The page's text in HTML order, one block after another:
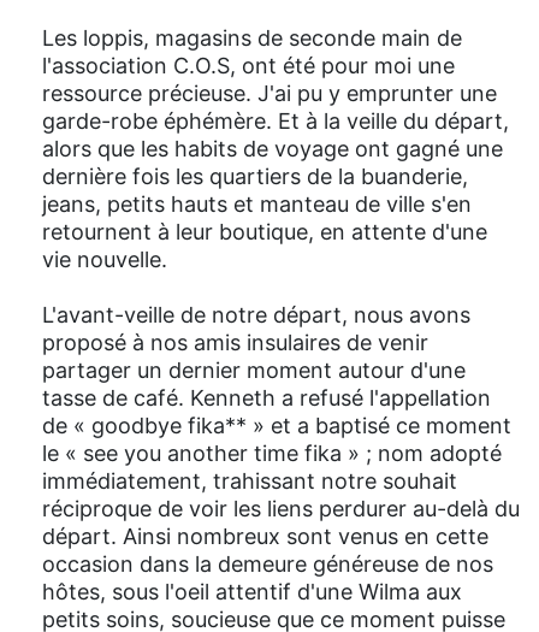
Les loppis, magasins de seconde main de
l'association C.O.S, ont été pour moi une
ressource précieuse. J'ai pu y emprunter une
garde-robe éphémère. Et à la veille du départ,
alors que les habits de voyage ont gagné une
dernière fois les quartiers de la buanderie,
jeans, petits hauts et manteau de ville s'en
retournent à leur boutique, en attente d'une
vie nouvelle.
L'avant-veille de notre départ, nous avons
proposé à nos amis insulaires de venir
partager un dernier moment autour d'une
tasse de café. Kenneth a refusé l'appellation
de « goodbye fika** » et a baptisé ce moment
le « see you another time fika » ; nom adopté
immédiatement, trahissant notre souhait
réciproque de voir les liens perdurer au-delà du
départ. Ainsi nombreux sont venus en cette
occasion dans la demeure généreuse de nos
hôtes, sous l'oeil attentif d'une Wilma aux
petits soins, soucieuse que ce moment puisse